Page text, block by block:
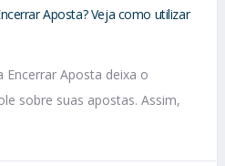
Aposta? Veja como utilizar
Encerrar Aposta deixa o
sobre suas apostas. Assim,